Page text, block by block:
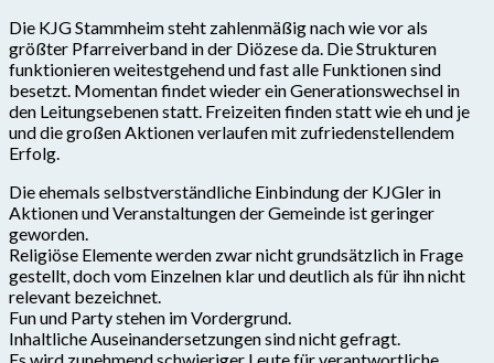
Die KJG Stammheim steht zahlenmäßig nach wie vor als
größter Pfarreiverband in der Diözese da. Die Strukturen
funktionieren weitestgehend und fast alle Funktionen sind
besetzt. Momentan findet wieder ein Generationswechsel in
den Leitungsebenen statt. Freizeiten finden statt wie eh und je
und die großen Aktionen verlaufen mit zufriedenstellendem
Erfolg.
Die ehemals selbstverständliche Einbindung der KJGler in
Aktionen und Veranstaltungen der Gemeinde ist geringer
geworden.
Religiöse Elemente werden zwar nicht grundsätzlich in Frage
gestellt, doch vom Einzelnen klar und deutlich als für ihn nicht
relevant bezeichnet.
Fun und Party stehen im Vordergrund.
Inhaltliche Auseinandersetzungen sind nicht gefragt.